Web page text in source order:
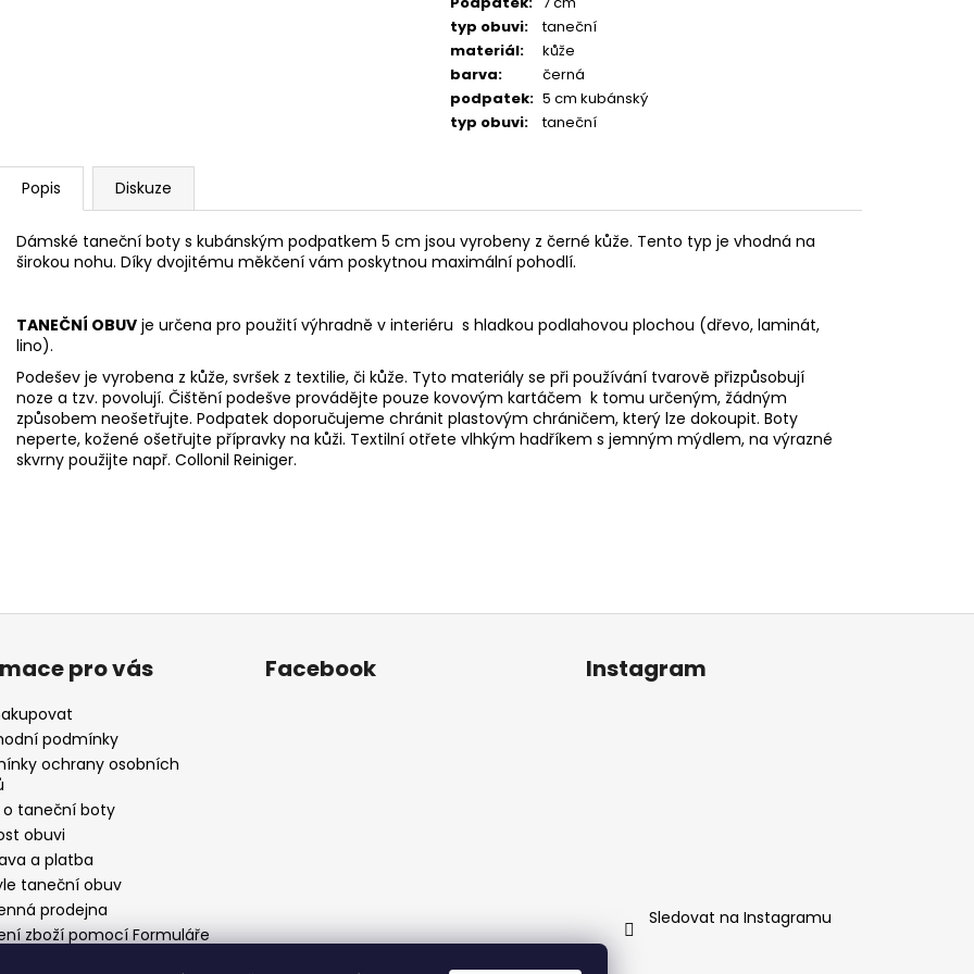
typ obuvi:
taneční
materiál:
kůže
barva:
černá
podpatek: 5 cm kubánský
typ obuvi: taneční
Popis Diskuze
Dámské taneční boty s kubánským podpatkem 5 cm jsou vyrobeny z černé kůže. Tento typ je vhodná na
širokou nohu. Díky dvojitému měkčení vám poskytnou maximální pohodlí.
TANEČNÍ OBUV je určena pro použití výhradně v interiéru s hladkou podlahovou plochou (dřevo, laminát,
lino).
Podešev je vyrobena z kůže, svršek z textilie, či kůže. Tyto materiály se při používání tvarově přizpůsobují
noze a tzv. povolují. Čištění podešve provádějte pouze kovovým kartáčem k tomu určeným, žádným
způsobem neošetřujte. Podpatek doporučujeme chránit plastovým chráničem, který lze dokoupit. Boty
neperte, kožené ošetřujte přípravky na kůži. Textilní otřete vlhkým hadříkem s jemným mýdlem, na výrazné
skvrny použijte např. Collonil Reiniger.
pro vás
podmínky
ochrany osobních
o taneční boty
obuvi
a platba
taneční obuv
prodejna
zboží pomocí Formuláře
Facebook Instagram
Sledovat na Instagramu